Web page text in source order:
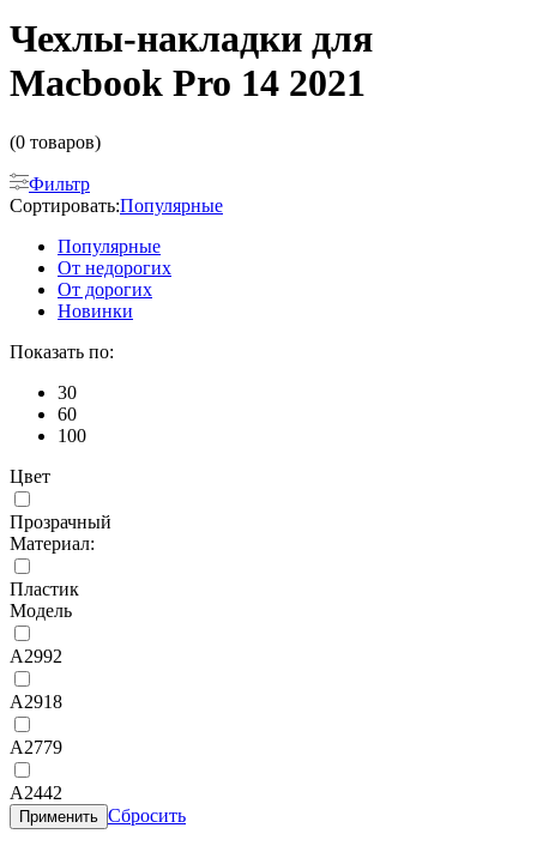
Чехлы-накладки для
Macbook Pro 14 2021
(0 товаров)
Фильтр
Сортировать:Популярные
Популярные
От недорогих
От дорогих
Новинки
Показать по:
30
60
100
Цвет
Прозрачный
Материал:
Пластик
Модель
A2992
A2918
A2779
A2442
Применить Сбросить